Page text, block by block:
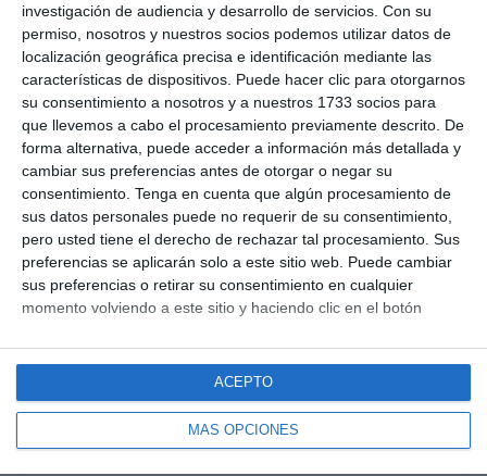
investigación de audiencia y desarrollo de servicios. Con su
permiso, nosotros y nuestros socios podemos utilizar datos de
localización geográfica precisa e identificación mediante las
características de dispositivos. Puede hacer clic para otorgarnos
su consentimiento a nosotros y a nuestros 1733 socios para
que llevemos a cabo el procesamiento previamente descrito. De
forma alternativa, puede acceder a información más detallada y
cambiar sus preferencias antes de otorgar o negar su
consentimiento. Tenga en cuenta que algún procesamiento de
sus datos personales puede no requerir de su consentimiento,
pero usted tiene el derecho de rechazar tal procesamiento. Sus
preferencias se aplicarán solo a este sitio web. Puede cambiar
sus preferencias o retirar su consentimiento en cualquier
momento volviendo a este sitio y haciendo clic en el botón
MÁS OPCIONES
ACEPTO
de los detectores. Aquí encontraréis toda la
información de sistemas sobre los sistemas existentes
para ampliar la funcionalidad de nuestros detectores
realizados por Tododares:
(más…)